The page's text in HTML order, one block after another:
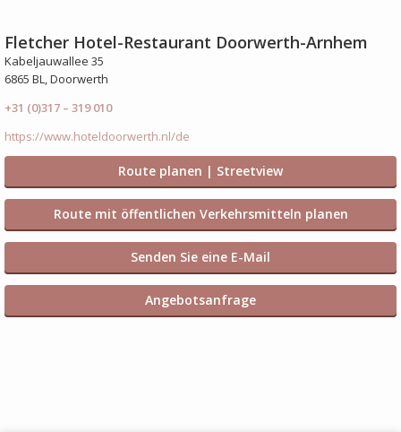
Fletcher Hotel-Restaurant Doorwerth-Arnhem
Kabeljauwallee 35
6865 BL, Doorwerth
+31 (0)317 – 319 010
https://www.hoteldoorwerth.nl/de
Route planen | Streetview
Route mit öffentlichen Verkehrsmitteln planen
Senden Sie eine E-Mail
Angebotsanfrage